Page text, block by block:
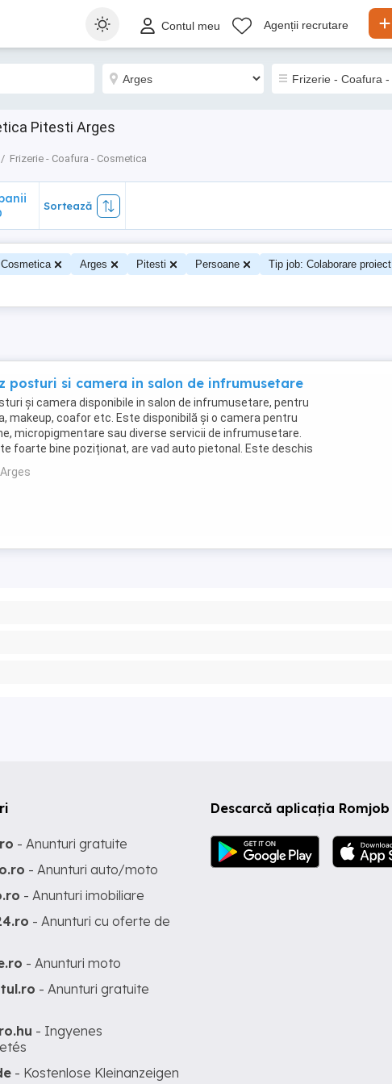
Contul meu Agenții recrutare
Pitesti Arges
Frizerie - Coafura - Cosmetica
Sortează
Arges Pitesti Persoane
Tip job: Colaborare proiect
posturi si camera in salon de infrumusetare
și camera disponibile in salon de infrumusetare, pentru
makeup, coafor etc. Este disponibilă și o camera pentru
micropigmentare sau diverse servicii de infrumusetare.
foarte bine poziționat, are vad auto pietonal. Este deschis
Pentru ...
Descarcă aplicația Romjob
- Anunturi gratuite
- Anunturi auto/moto
- Anunturi imobiliare
- Anunturi cu oferte de
- Anunturi moto
- Anunturi gratuite
- Ingyenes
- Kostenlose Kleinanzeigen